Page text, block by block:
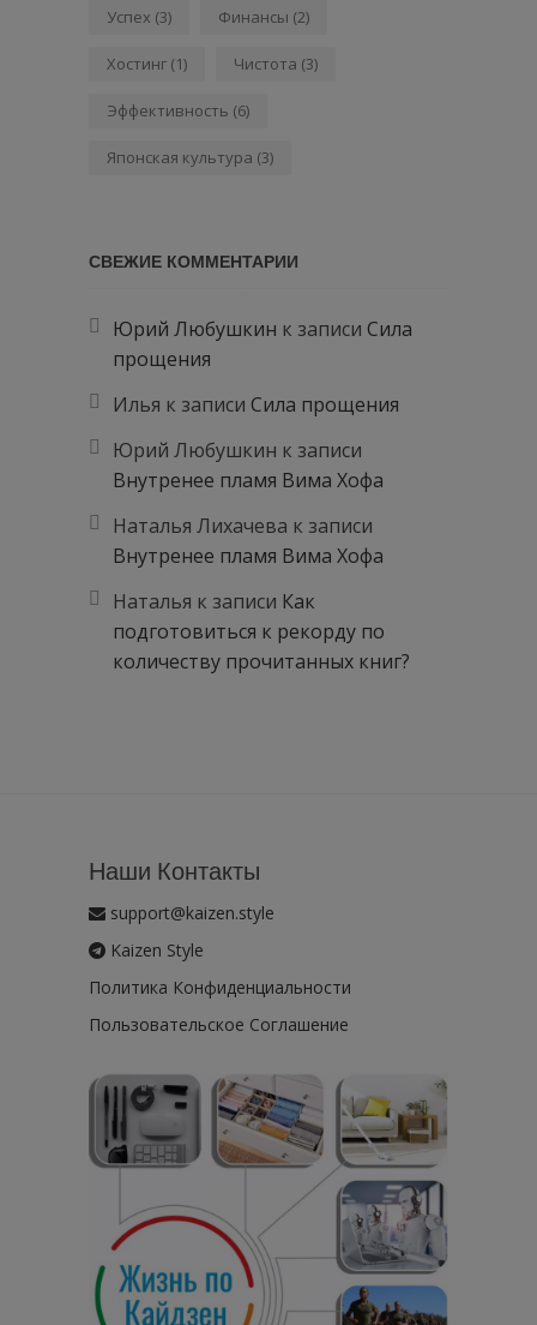
Успех (3) Финансы (2)
Хостинг (1) Чистота (3)
Эффективность (6)
Японская культура (3)
СВЕЖИЕ КОММЕНТАРИИ
Юрий Любушкин к записи Сила
прощения
Илья к записи Сила прощения
Юрий Любушкин к записи
Внутренее пламя Вима Хофа
Наталья Лихачева к записи
Внутренее пламя Вима Хофа
Наталья к записи Как
подготовиться к рекорду по
количеству прочитанных книг?
Наши Контакты
support@kaizen.style
Kaizen Style
Политика Конфиденциальности
Пользовательское Соглашение